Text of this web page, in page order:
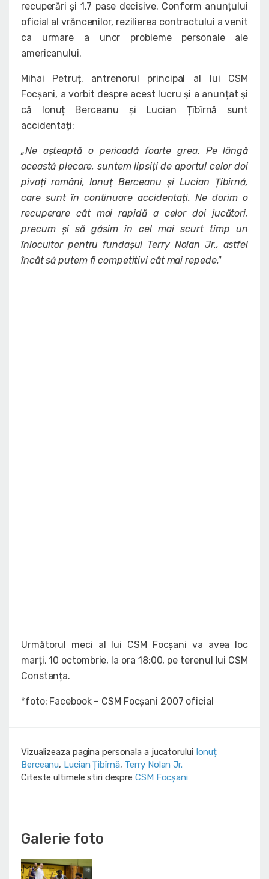
recuperări și 1.7 pase decisive. Conform anunțului
oficial al vrăncenilor, rezilierea contractului a venit
ca urmare a unor probleme personale ale
americanului.
Mihai Petruț, antrenorul principal al lui CSM
Focșani, a vorbit despre acest lucru și a anunțat și
că Ionuț Berceanu și Lucian Țîbîrnă sunt
accidentați:
„Ne așteaptă o perioadă foarte grea. Pe lângă
această plecare, suntem lipsiți de aportul celor doi
pivoți români, Ionuț Berceanu și Lucian Țibîrnă,
care sunt în continuare accidentați. Ne dorim o
recuperare cât mai rapidă a celor doi jucători,
precum și să găsim în cel mai scurt timp un
înlocuitor pentru fundașul Terry Nolan Jr., astfel
încât să putem fi competitivi cât mai repede."
Următorul meci al lui CSM Focșani va avea loc
marți, 10 octombrie, la ora 18:00, pe terenul lui CSM
Constanța.
*foto: Facebook – CSM Focșani 2007 oficial
Vizualizeaza pagina personala a jucatorului Ionuț
Berceanu, Lucian Țibîrnă, Terry Nolan Jr.
Citeste ultimele stiri despre CSM Focșani
Galerie foto